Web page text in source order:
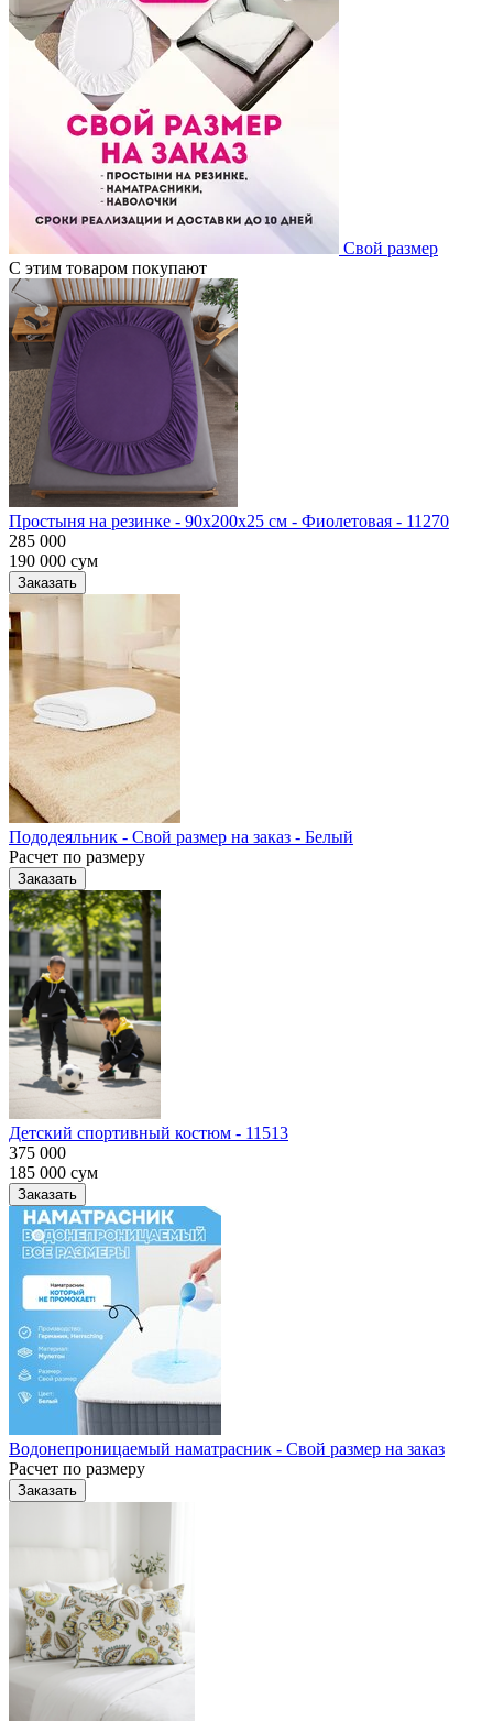
Свой размер
С этим товаром покупают
Простыня на резинке - 90x200x25 cм - Фиолетовая - 11270
285 000
190 000 сум
Заказать
Пододеяльник - Свой размер на заказ - Белый
Расчет по размеру
Заказать
Детский спортивный костюм - 11513
375 000
185 000 сум
Заказать
Водонепроницаемый наматрасник - Свой размер на заказ
Расчет по размеру
Заказать